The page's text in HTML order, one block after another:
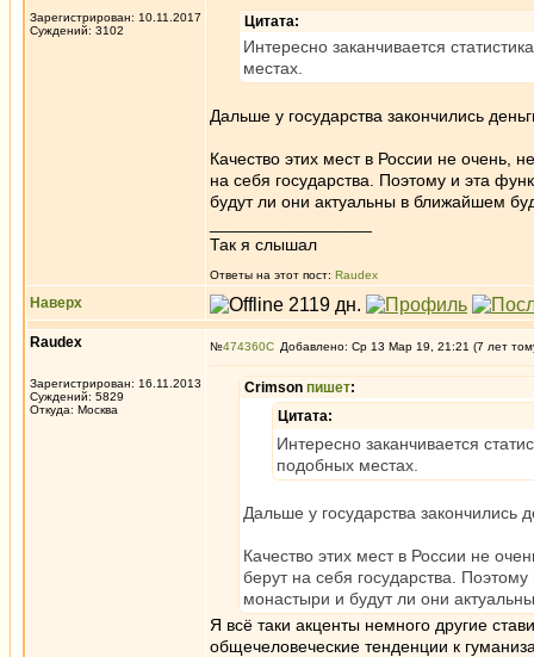
Зарегистрирован: 10.11.2017
Суждений: 3102
Цитата:
Интересно заканчивается
местах.
Дальше у государства закончились
Качество этих мест в России не
на себя государства. Поэтому и эта
будут ли они актуальны в ближайшем
Так я слышал
Ответы на этот пост: Raudex
Наверх
Raudex
Зарегистрирован: 16.11.2013
Суждений: 5829
Откуда: Москва
№474360 Добавлено: Ср 13 Мар 19, 21:21 (7 лет
Crimson пишет:
Цитата:
Интересно заканчивается
подобных местах.
Дальше у государства закончились
Качество этих мест в России не
берут на себя государства.
монастыри и будут ли они
Я всё таки акценты немного другие
общечеловеческие тенденции к